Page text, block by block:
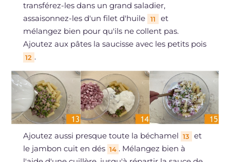
transférez-les dans un grand saladier,
assaisonnez-les d'un filet d'huile
11
et
mélangez bien pour qu'ils ne collent pas.
Ajoutez aux pâtes la saucisse avec les petits pois
12 .
Ajoutez aussi presque toute la béchamel 13
et
le jambon cuit en dés 14 . Mélangez bien à